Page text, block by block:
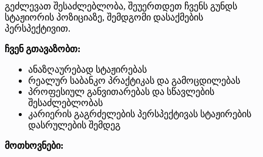
გეძლევათ შესაძლებლობა, შეუერთდეთ ჩვენს გუნდს
სტაჟიორის პოზიციაზე, შემდგომი დასაქმების
პერსპექტივით.
ჩვენ გთავაზობთ:
ანაზღაურებად სტაჟირებას
რეალურ საბანკო პრაქტიკას და გამოცდილებას
პროფესიულ განვითარებას და სწავლების
შესაძლებლობას
კარიერის გაგრძელების პერსპექტივას სტაჟირების
დასრულების შემდეგ
მოთხოვნები: